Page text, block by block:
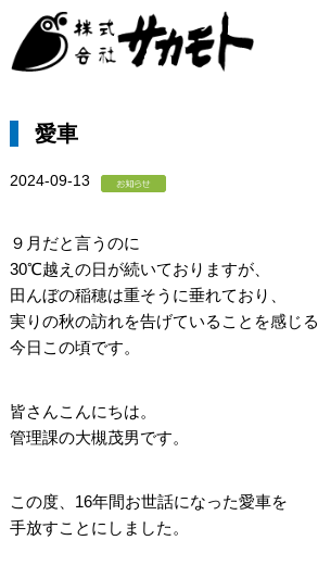
愛車
2024-09-13
９月だと言うのに
30℃越えの日が続いておりますが、
田んぼの稲穂は重そうに垂れており、
実りの秋の訪れを告げていることを感じる
今日この頃です。
皆さんこんにちは。
管理課の大槻茂男です。
この度、16年間お世話になった愛車を
手放すことにしました。